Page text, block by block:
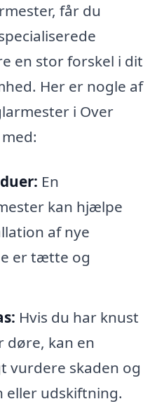
får du
en stor forskel i dit
Her er nogle af
i Over
En
kan hjælpe
af nye
er tætte og
Hvis du har knust
døre, kan en
vurdere skaden og
udskiftning.